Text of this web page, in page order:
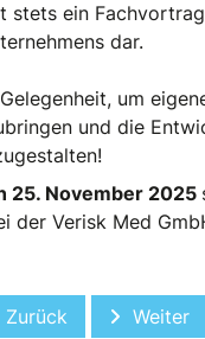
stets ein
dar.
um
und die
25. November 2025
der Verisk Med
Vorheriger Beitrag:
Zurück Weiter